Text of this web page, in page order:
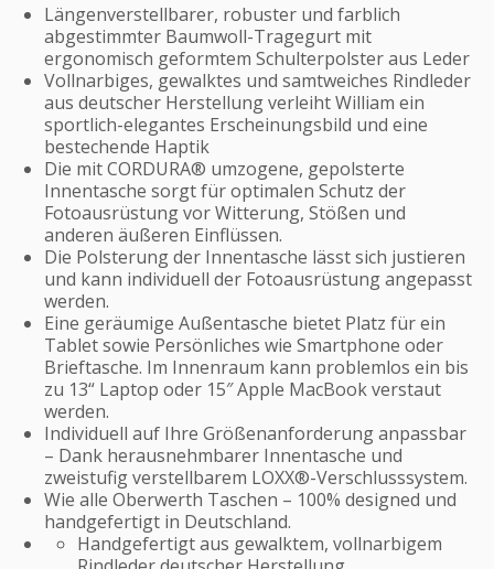
Längenverstellbarer, robuster und farblich
abgestimmter Baumwoll-Tragegurt mit
ergonomisch geformtem Schulterpolster aus Leder
Vollnarbiges, gewalktes und samtweiches Rindleder
aus deutscher Herstellung verleiht William ein
sportlich-elegantes Erscheinungsbild und eine
bestechende Haptik
Die mit CORDURA® umzogene, gepolsterte
Innentasche sorgt für optimalen Schutz der
Fotoausrüstung vor Witterung, Stößen und
anderen äußeren Einflüssen.
Die Polsterung der Innentasche lässt sich justieren
und kann individuell der Fotoausrüstung angepasst
werden.
Eine geräumige Außentasche bietet Platz für ein
Tablet sowie Persönliches wie Smartphone oder
Brieftasche. Im Innenraum kann problemlos ein bis
zu 13“ Laptop oder 15″ Apple MacBook verstaut
werden.
Individuell auf Ihre Größenanforderung anpassbar
– Dank herausnehmbarer Innentasche und
zweistufig verstellbarem LOXX®-Verschlusssystem.
Wie alle Oberwerth Taschen – 100% designed und
handgefertigt in Deutschland.
Handgefertigt aus gewalktem, vollnarbigem